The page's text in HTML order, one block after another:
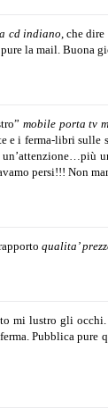
cd indiano, che
la mail. Buona
mobile porta tv
e i ferma-libri
persi!!! Non
qualita’
mi lustro gli occhi.
Pubblica pure